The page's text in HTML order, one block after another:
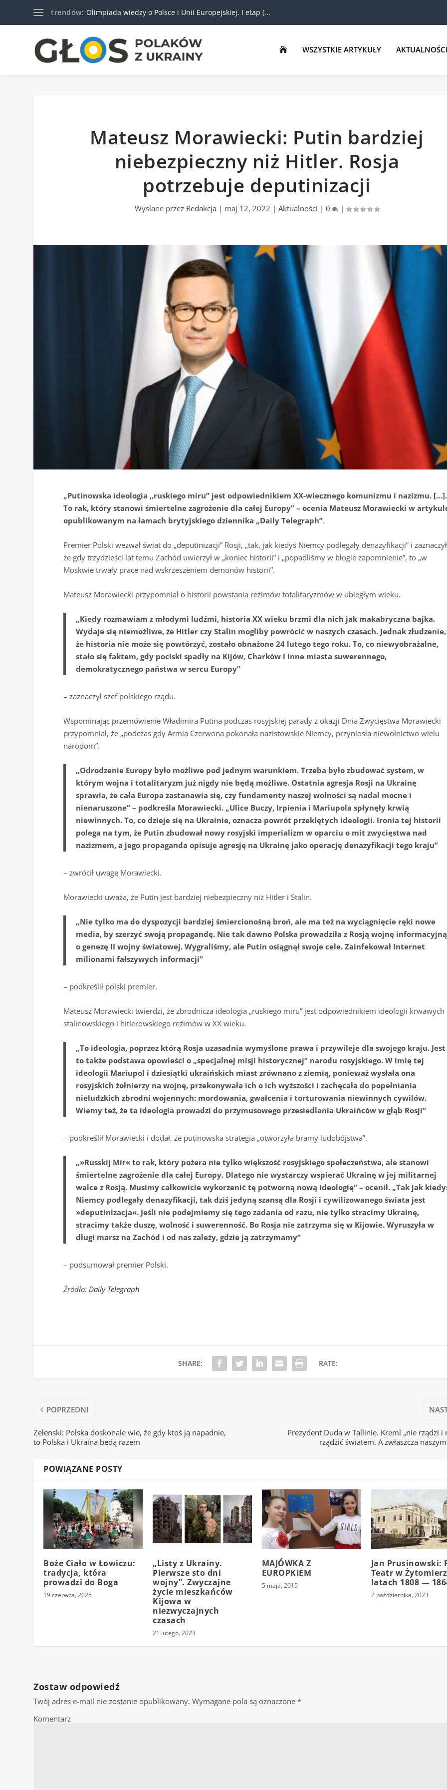
trendów: Olimpiada wiedzy o Polsce i Unii Europejskiej. I etap (...
 WSZYSTKIE ARTYKUŁY
Mateusz Morawiecki: Putin bardziej
niebezpieczny niż Hitler. Rosja
potrzebuje deputinizacji
Wysłane przez Redakcja | maj 12, 2022 | Aktualności | 0 |
„Putinowska ideologia „ruskiego miru” jest odpowiednikiem XX-wiecznego komunizmu i nazizmu. […].
To rak, który stanowi śmiertelne zagrożenie dla całej Europy” – ocenia Mateusz Morawiecki w
opublikowanym na łamach brytyjskiego dziennika „Daily Telegraph”.
Premier Polski wezwał świat do „deputinizacji” Rosji, „tak, jak kiedyś Niemcy podlegały denazyfikacji” i
że gdy trzydzieści lat temu Zachód uwierzył w „koniec historii” i „popadliśmy w błogie zapomnienie”, to „w
Moskwie trwały prace nad wskrzeszeniem demonów historii”.
Mateusz Morawiecki przypomniał o historii powstania reżimów totalitaryzmów w ubiegłym wieku.
„Kiedy rozmawiam z młodymi ludźmi, historia XX wieku brzmi dla nich jak makabryczna bajka.
Wydaje się niemożliwe, że Hitler czy Stalin mogliby powrócić w naszych czasach. Jednak złudzenie,
że historia nie może się powtórzyć, zostało obnażone 24 lutego tego roku. To, co niewyobrażalne,
stało się faktem, gdy pociski spadły na Kijów, Charków i inne miasta suwerennego,
demokratycznego państwa w sercu Europy”
– zaznaczył szef polskiego rządu.
Wspominając przemówienie Władimira Putina podczas rosyjskiej parady z okazji Dnia Zwycięstwa Morawiecki
przypomniał, że „podczas gdy Armia Czerwona pokonała nazistowskie Niemcy, przyniosła niewolnictwo wielu
narodom”.
„Odrodzenie Europy było możliwe pod jednym warunkiem. Trzeba było zbudować system, w
którym wojna i totalitaryzm już nigdy nie będą możliwe. Ostatnia agresja Rosji na Ukrainę
sprawia, że cała Europa zastanawia się, czy fundamenty naszej wolności są nadal mocne i
nienaruszone” – podkreśla Morawiecki. „Ulice Buczy, Irpienia i Mariupola spłynęły krwią
niewinnych. To, co dzieje się na Ukrainie, oznacza powrót przeklętych ideologii. Ironia tej historii
polega na tym, że Putin zbudował nowy rosyjski imperializm w oparciu o mit zwycięstwa nad
nazizmem, a jego propaganda opisuje agresję na Ukrainę jako operację denazyfikacji tego kraju”
– zwrócił uwagę Morawiecki.
Morawiecki uważa, że Putin jest bardziej niebezpieczny niż Hitler i Stalin.
„Nie tylko ma do dyspozycji bardziej śmiercionośną broń, ale ma też na wyciągnięcie ręki nowe
media, by szerzyć swoją propagandę. Nie tak dawno Polska prowadziła z Rosją wojnę informacyjną
o genezę II wojny światowej. Wygraliśmy, ale Putin osiągnął swoje cele. Zainfekował Internet
milionami fałszywych informacji”
– podkreślił polski premier.
Mateusz Morawiecki twierdzi, że zbrodnicza ideologia „ruskiego miru” jest odpowiednikiem ideologii krwawych
stalinowskiego i hitlerowskiego reżimów w XX wieku.
„To ideologia, poprzez którą Rosja uzasadnia wymyślone prawa i przywileje dla swojego kraju. Jest
to także podstawa opowieści o „specjalnej misji historycznej” narodu rosyjskiego. W imię tej
ideologii Mariupol i dziesiątki ukraińskich miast zrównano z ziemią, ponieważ wysłała ona
rosyjskich żołnierzy na wojnę, przekonywała ich o ich wyższości i zachęcała do popełniania
nieludzkich zbrodni wojennych: mordowania, gwałcenia i torturowania niewinnych cywilów.
Wiemy też, że ta ideologia prowadzi do przymusowego przesiedlania Ukraińców w głąb Rosji”
– podkreślił Morawiecki i dodał, że putinowska strategia „otworzyła bramy ludobójstwa”.
„»Russkij Mir« to rak, który pożera nie tylko większość rosyjskiego społeczeństwa, ale stanowi
śmiertelne zagrożenie dla całej Europy. Dlatego nie wystarczy wspierać Ukrainę w jej militarnej
walce z Rosją. Musimy całkowicie wykorzenić tę potworną nową ideologię” – ocenił. „Tak jak
Niemcy podlegały denazyfikacji, tak dziś jedyną szansą dla Rosji i cywilizowanego świata jest
»deputinizacja«. Jeśli nie podejmiemy się tego zadania od razu, nie tylko stracimy Ukrainę,
stracimy także duszę, wolność i suwerenność. Bo Rosja nie zatrzyma się w Kijowie. Wyruszyła w
długi marsz na Zachód i od nas zależy, gdzie ją zatrzymamy”
– podsumował premier Polski.
Źródło: Daily Telegraph
SHARE: RATE:
POPRZEDNI
Zełenski: Polska doskonale wie, że gdy ktoś ją napadnie,
to Polska i Ukraina będą razem
Prezydent Duda w Tallinie. Kreml „nie rządzi i
rządzić światem. A zwłaszcza
POWIĄZANE POSTY
Boże Ciało w Łowiczu:
tradycja, która
prowadzi do Boga
19 czerwca, 2025
„Listy z Ukrainy.
Pierwsze sto dni
wojny”. Zwyczajne
życie mieszkańców
Kijowa w
niezwyczajnych
czasach
21 lutego, 2023
MAJÓWKA Z
EUROPKIEM
5 maja, 2019
Jan Prusinowski:
Teatr w
latach 1808 —
2 października, 2023
Zostaw odpowiedź
Twój adres e-mail nie zostanie opublikowany. Wymagane pola są oznaczone*
Komentarz